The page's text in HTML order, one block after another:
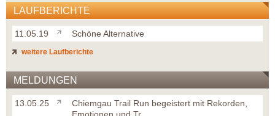
LAUFBERICHTE
11.05.19 Schöne Alternative
weitere Laufberichte
MELDUNGEN
13.05.25
Chiemgau Trail Run begeistert mit Rekorden,